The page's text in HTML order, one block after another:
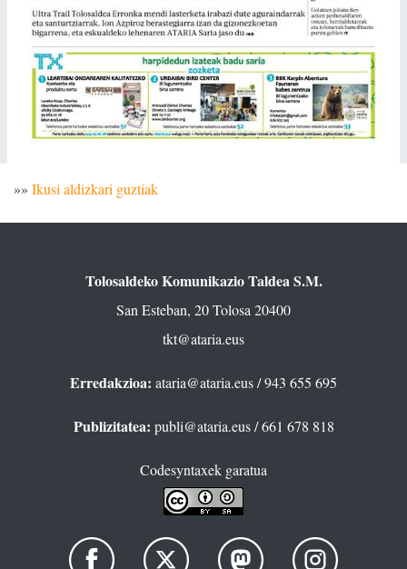
»» Ikusi aldizkari guztiak
Tolosaldeko Komunikazio Taldea S.M.
San Esteban, 20 Tolosa 20400
tkt@ataria.eus
Erredakzioa: ataria@ataria.eus/ 943 655 695
Publizitatea: publi@ataria.eus/ 661 678 818
Codesyntaxek garatua